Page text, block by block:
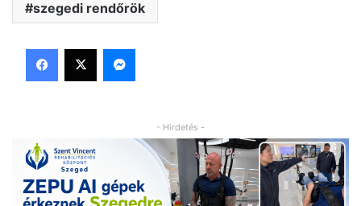
szegedi rendőrök
Facebook
X Messenger
- Hirdetés -